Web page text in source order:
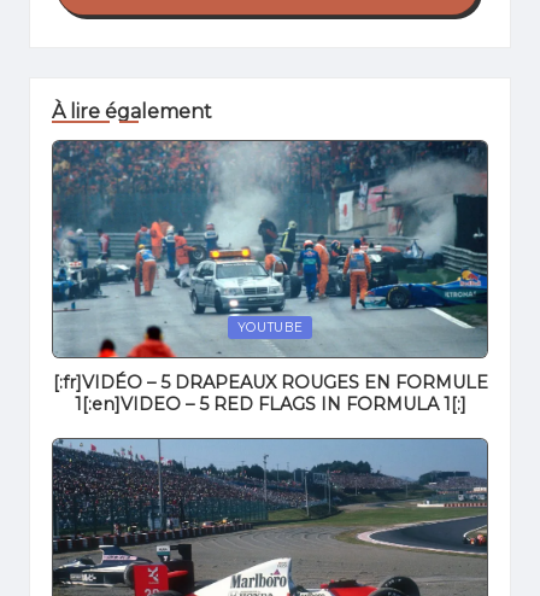
À lire également
in
YOUTUBE
[:fr]VIDÉO – 5 DRAPEAUX ROUGES EN FORMULE
1[:en]VIDEO – 5 RED FLAGS IN FORMULA 1[:]